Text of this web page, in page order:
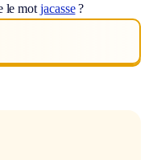
le mot jacasse?